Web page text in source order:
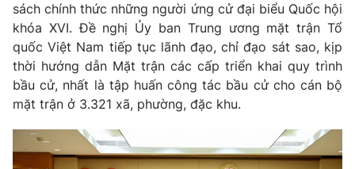
Cơ quan chủ quản:Đài Truyền hình Việt Nam
Cơ quan báo chí:Thời báo VTV
Giấy phép hoạt động báo in và báo điện tử số 483/GP-BTTTT
cấp ngày 29/12/2023
Phó Tổng Biên tập:Nguyễn Thị Mỹ Hạnh, Phạm Quốc Thắng,
Nguyễn Trọng Ninh
sách chính thức những người ứng cử đại biểu Quốc hội
khóa XVI. Đề nghị Ủy ban Trung ương mặt trận Tổ
quốc Việt Nam tiếp tục lãnh đạo, chỉ đạo sát sao, kịp
thời hướng dẫn Mặt trận các cấp triển khai quy trình
bầu cử, nhất là tập huấn công tác bầu cử cho cán bộ
mặt trận ở 3.321 xã, phường, đặc khu.